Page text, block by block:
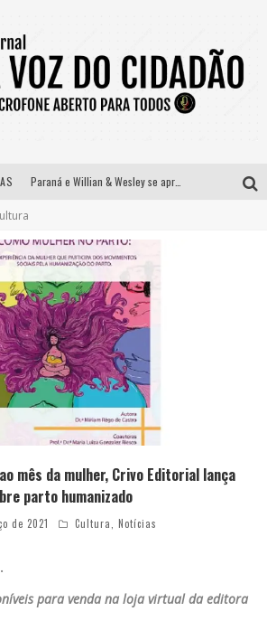
Paraná e Willian & Wesley se apresentam no Carretão Trevo Contagem nesta sexta-feira
mês da mulher, Crivo Editorial lança
parto humanizado
de 2021 Cultura, Notícias
para venda na loja virtual da editora